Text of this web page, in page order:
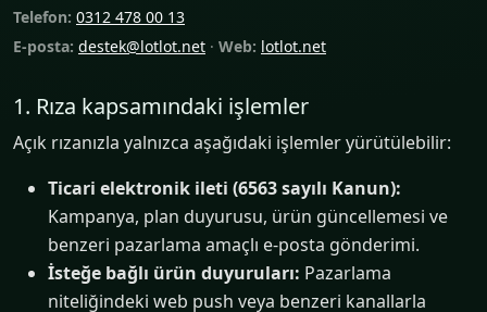
Telefon: 0312 478 00 13
E-posta: destek@lotlot.net · Web: lotlot.net
1. Rıza kapsamındaki işlemler
Açık rızanızla yalnızca aşağıdaki işlemler yürütülebilir:
Ticari elektronik ileti (6563 sayılı Kanun):
Kampanya, plan duyurusu, ürün güncellemesi ve
benzeri pazarlama amaçlı e-posta gönderimi.
İsteğe bağlı ürün duyuruları: Pazarlama
niteliğindeki web push veya benzeri kanallarla